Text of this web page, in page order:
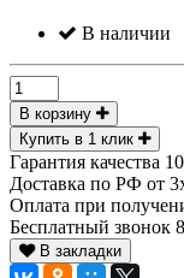
В наличии
В корзину
Купить в 1 клик
Гарантия качества
Доставка по РФ от
Оплата при
Бесплатный звонок
В закладки